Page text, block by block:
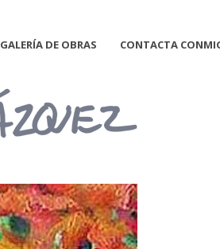
GALERÍA DE OBRAS CONTACTA